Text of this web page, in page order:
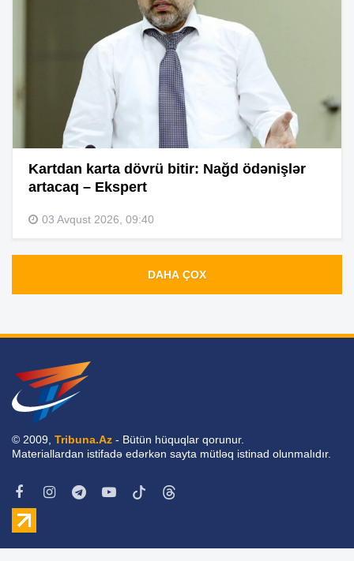
Kartdan karta dövrü bitir: Nağd ödənişlər
artacaq – Ekspert
03 Avqust 2026, 09:40
DAHA ÇOX
© 2009, Tribuna.Az - Bütün hüquqlar qorunur.
Materiallardan istifadə edərkən sayta mütləq istinad olunmalıdır.